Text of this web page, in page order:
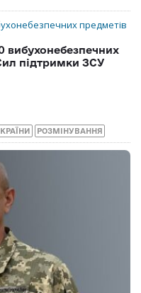
підтримки ЗСУ
РОЗМІНУВАННЯ